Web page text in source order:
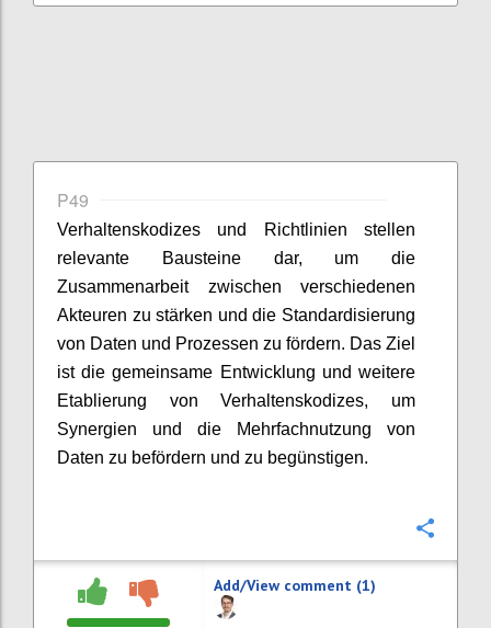
P49
Verhaltenskodizes und Richtlinien stellen
relevante Bausteine dar, um die
Zusammenarbeit zwischen verschiedenen
Akteuren zu stärken und die Standardisierung
von Daten und Prozessen zu fördern. Das Ziel
ist die gemeinsame Entwicklung und weitere
Etablierung von Verhaltenskodizes, um
Synergien und die Mehrfachnutzung von
Daten zu befördern und zu begünstigen.
Add/View comment (1)